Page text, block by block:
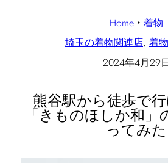
Home ‣ 着物
埼玉の着物関連店, 着
2024年4月29
熊谷駅から徒歩で
「きものほしか和」
ってみた